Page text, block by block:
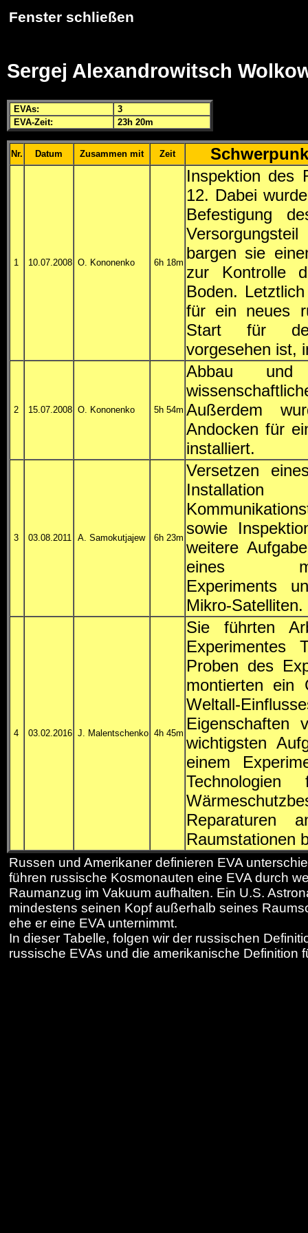
Fenster schließen
Sergej Alexandrowitsch
EVAs:
3
EVA-Zeit: 23h 20m
Nr. Datum Zusammen mit Zeit
1 10.07.2008 O. Kononenko 6h 18m
Inspektion des
12. Dabei
Befestigung
bargen sie
zur Kontrolle
Boden.
für ein neues
Start für
vorgesehen ist,
2 15.07.2008 O. Kononenko 5h 54m
Abbau und
Außerdem
Andocken für
installiert.
3 03.08.2011 A. Samokutjajew 6h 23m
Versetzen
sowie
weitere
eines
Experiments
Mikro-Satelliten.
4 03.02.2016 J. Malentschenko 4h 45m
Sie führten
Experimentes
Proben des
montierten ein
Weltall-
Eigenschaften
wichtigsten
einem
Reparaturen
Raumstationen
Russen und Amerikaner definieren EVA
führen russische Kosmonauten eine EVA durch
Raumanzug im Vakuum aufhalten. Ein U.S.
mindestens seinen Kopf außerhalb seines
ehe er eine EVA unternimmt.
In dieser Tabelle, folgen wir der russischen
russische EVAs und die amerikanische Definition